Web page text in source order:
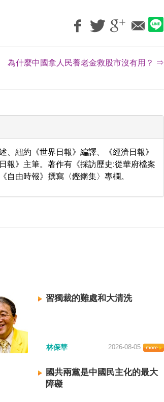
為什麼中國拿人民養老金救股市沒有用？ ⇒
、紐約《世界日報》編譯、《經濟日報》
報》主筆。著作有《採訪歷史:從華府檔案
由時報》撰寫〈鏗鏘集〉專欄。
習獨裁的難處和大清洗
林保華 2026-08-05
國共兩黨是中國民主化的最大
障礙